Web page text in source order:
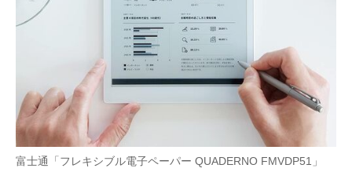
富士通「フレキシブル電子ペーパー QUADERNO FMVDP51」